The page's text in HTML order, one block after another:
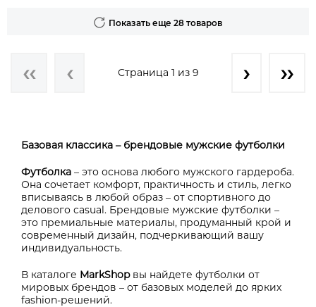
Показать еще 28 товаров
Страница 1 из 9
Базовая классика – брендовые мужские футболки
Футболка – это основа любого мужского гардероба.
Она сочетает комфорт, практичность и стиль, легко
вписываясь в любой образ – от спортивного до
делового casual. Брендовые мужские футболки –
это премиальные материалы, продуманный крой и
современный дизайн, подчеркивающий вашу
индивидуальность.
В каталоге MarkShopвы найдете футболки от
мировых брендов – от базовых моделей до ярких
fashion-решений.